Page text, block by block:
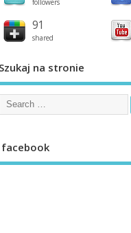
followers
91
shared
Szukaj na stronie
facebook